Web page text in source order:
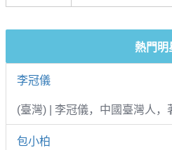
熱門明
李冠儀
(臺灣) | 李冠儀，中國臺灣人
包小柏